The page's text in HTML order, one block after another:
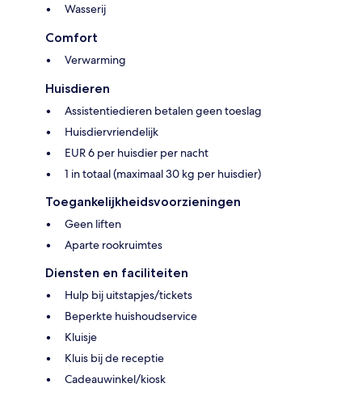
Wasserij
Comfort
Verwarming
Huisdieren
Assistentiedieren betalen geen toeslag
Huisdiervriendelijk
EUR 6 per huisdier per nacht
1 in totaal (maximaal 30 kg per huisdier)
Toegankelijkheidsvoorzieningen
Geen liften
Aparte rookruimtes
Diensten en faciliteiten
Hulp bij uitstapjes/tickets
Beperkte huishoudservice
Kluisje
Kluis bij de receptie
Cadeauwinkel/kiosk